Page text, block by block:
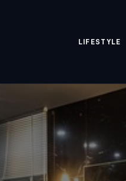
LIFESTYLE